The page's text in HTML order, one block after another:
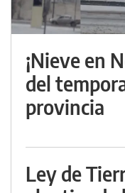
¡Nieve en
del
provincia
Ley de